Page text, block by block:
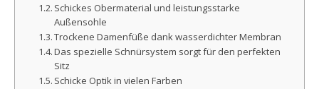
Schickes Obermaterial und leistungsstarke
Außensohle
Trockene Damenfüße dank wasserdichter Membran
Das spezielle Schnürsystem sorgt für den perfekten
Sitz
Schicke Optik in vielen Farben